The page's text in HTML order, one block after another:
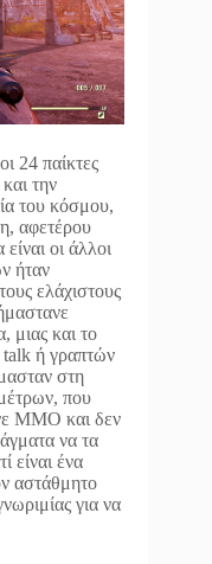
24 παίκτες
την
του κόσμου,
αφετέρου
οι άλλοι
ήταν
ελάχιστους
μιας και το
talk ή γραπτών
στη
που
MMO και δεν
να τα
είναι ένα
αστάθμητο
για να